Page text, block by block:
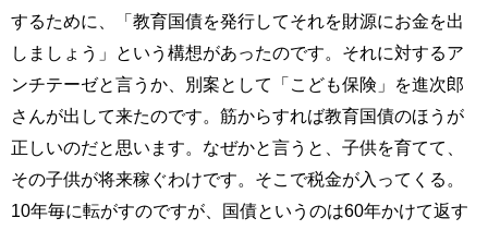
するために、「教育国債を発行してそれを財源にお金を出
しましょう」という構想があったのです。それに対するア
ンチテーゼと言うか、別案として「こども保険」を進次郎
さんが出して来たのです。筋からすれば教育国債のほうが
正しいのだと思います。なぜかと言うと、子供を育てて、
その子供が将来稼ぐわけです。そこで税金が入ってくる。
10年毎に転がすのですが、国債というのは60年かけて返す